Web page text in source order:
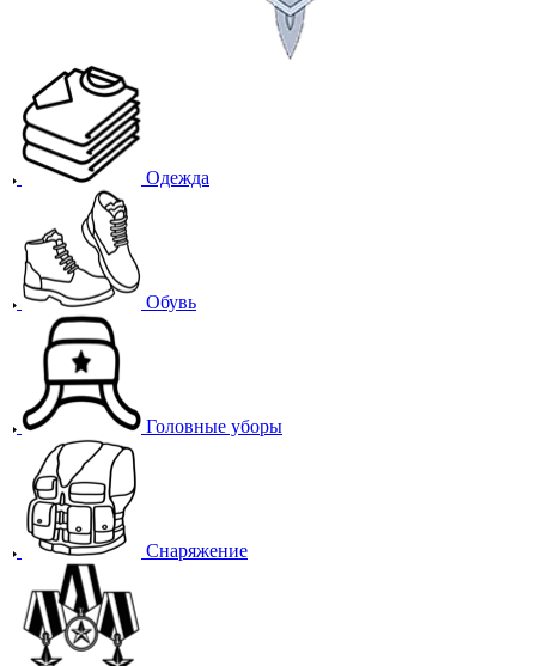
Одежда
Обувь
Головные уборы
Снаряжение